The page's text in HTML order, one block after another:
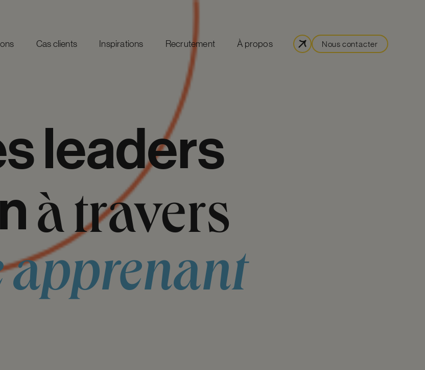
Cas clients Inspirations Recrutement À propos Nous contacter
leaders
àtravers
apprenant